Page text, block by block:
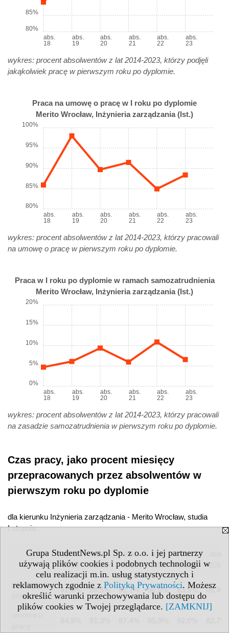
Grupa StudentNews.pl Sp. z o.o. i jej partnerzy
używają plików cookies i podobnych technologii w
celu realizacji m.in. usług statystycznych i
reklamowych zgodnie z Polityką Prywatności. Możesz
określić warunki przechowywania lub dostępu do
plików cookies w Twojej przeglądarce. [ZAMKNIJ]
abs.
18
abs.
19
abs.
20
abs.
21
abs.
22
abs.
23
80%
85%
wykres: procent absolwentów z lat 2014-2023, którzy podjęli
jakąkolwiek pracę w pierwszym roku po dyplomie.
Praca na umowę o pracę w I roku po dyplomie
Merito Wrocław, Inżynieria zarządzania (Ist.)
abs.
18
abs.
19
abs.
20
abs.
21
abs.
22
abs.
23
80%
85%
90%
95%
100%
wykres: procent absolwentów z lat 2014-2023, którzy pracowali
na umowę o pracę w pierwszym roku po dyplomie.
Praca w I roku po dyplomie w ramach samozatrudnienia
Merito Wrocław, Inżynieria zarządzania (Ist.)
abs.
18
abs.
19
abs.
20
abs.
21
abs.
22
abs.
23
0%
5%
10%
15%
20%
wykres: procent absolwentów z lat 2014-2023, którzy pracowali
na zasadzie samozatrudnienia w pierwszym roku po dyplomie.
Czas pracy, jako procent miesięcy
przepracowanych przez absolwentów w
pierwszym roku po dyplomie
dla kierunku Inżynieria zarządzania - Merito Wrocław, studia
I stopnia
abs.
2023
abs.
2022
abs.
2021
abs.
2020
abs.
2019
2018
jakakolwiek
praca
91,5% 88,5% 91,1% 90,9% 93,5% 85,4%